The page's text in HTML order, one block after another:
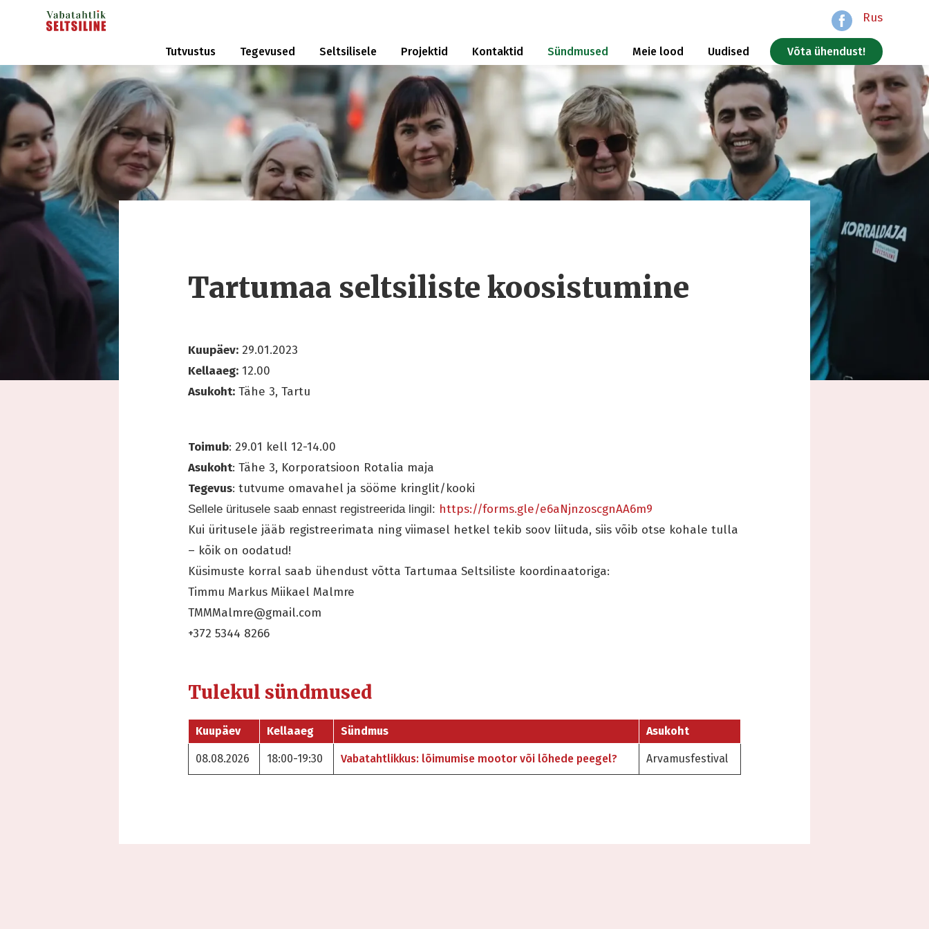
Rus
Tutvustus Tegevused Seltsilisele Projektid Kontaktid Sündmused Meie lood Uudised Võta ühendust!
Tartumaa seltsiliste koosistumine
Kuupäev: 29.01.2023
Kellaaeg: 12.00
Asukoht: Tähe 3, Tartu
Toimub: 29.01 kell 12-14.00
Asukoht: Tähe 3, Korporatsioon Rotalia maja
Tegevus: tutvume omavahel ja sööme kringlit/kooki
Sellele üritusele saab ennast registreerida lingil: https://forms.gle/e6aNjnzoscgnAA6m9
Kui üritusele jääb registreerimata ning viimasel hetkel tekib soov liituda, siis võib otse kohale tulla
– kõik on oodatud!
Küsimuste korral saab ühendust võtta Tartumaa Seltsiliste koordinaatoriga:
Timmu Markus Miikael Malmre
TMMMalmre@gmail.com
+372 5344 8266
Tulekul sündmused
Kuupäev Kellaaeg Sündmus Asukoht
08.08.2026 18:00-19:30 Vabatahtlikkus: lõimumise mootor või lõhede peegel? Arvamusfestival